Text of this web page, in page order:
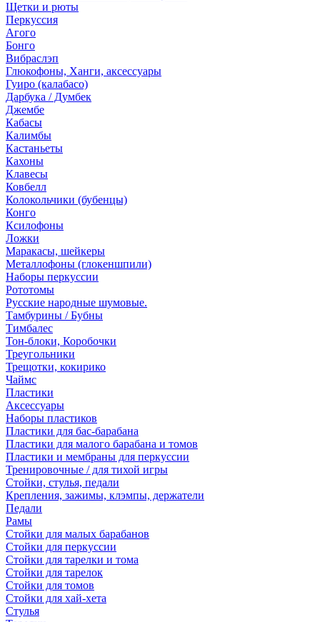
Щетки и рюты
Перкуссия
Агого
Бонго
Вибраслэп
Глюкофоны, Ханги, аксессуары
Гуиро (калабасо)
Дарбука / Думбек
Джембе
Кабасы
Калимбы
Кастаньеты
Кахоны
Клавесы
Ковбелл
Колокольчики (бубенцы)
Конго
Ксилофоны
Ложки
Маракасы, шейкеры
Металлофоны (глокеншпили)
Наборы перкуссии
Рототомы
Русские народные шумовые.
Тамбурины / Бубны
Тимбалес
Тон-блоки, Коробочки
Треугольники
Трещотки, кокирико
Чаймс
Пластики
Аксессуары
Наборы пластиков
Пластики для бас-барабана
Пластики для малого барабана и томов
Пластики и мембраны для перкуссии
Тренировочные / для тихой игры
Стойки, стулья, педали
Крепления, зажимы, клэмпы, держатели
Педали
Рамы
Стойки для малых барабанов
Стойки для перкуссии
Стойки для тарелки и тома
Стойки для тарелок
Стойки для томов
Стойки для хай-хета
Стулья